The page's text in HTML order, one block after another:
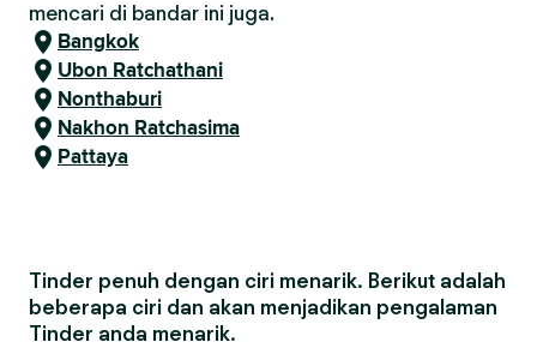
mencari di bandar ini juga.
Bangkok
Ubon Ratchathani
Nonthaburi
Nakhon Ratchasima
Pattaya
Tinder penuh dengan ciri menarik. Berikut adalah
beberapa ciri dan akan menjadikan pengalaman
Tinder anda menarik.